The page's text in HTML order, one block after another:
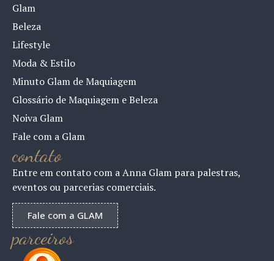
Glam
Beleza
Lifestyle
Moda & Estilo
Minuto Glam de Maquiagem
Glossário de Maquiagem e Beleza
Noiva Glam
Fale com a Glam
contato
Entre em contato com a Anna Glam para palestras,
eventos ou parcerias comerciais.
Fale com a GLAM
parceiros